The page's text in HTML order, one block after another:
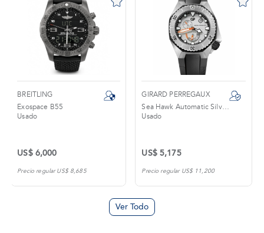
BREITLING
Exospace B55
Usado
US$ 6,000
Precio regular US$ 8,685
GIRARD PERREGAUX
Sea Hawk Automatic Silver Dial Black
Usado
US$ 5,175
Precio regular US$ 11,200
Ver Todo